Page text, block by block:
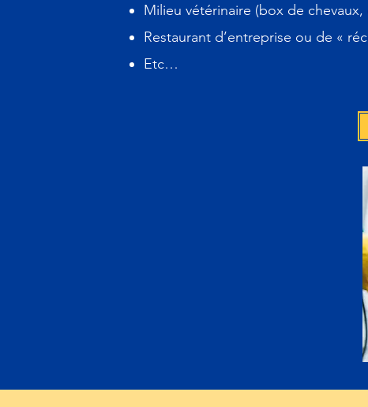
Milieu vétérinaire (box de
Restaurant d’entreprise ou de «
Etc…